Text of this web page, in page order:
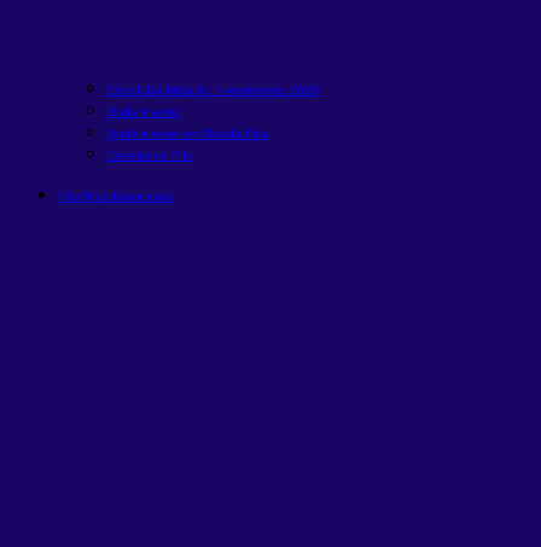
Ebook Da Meta Ao Investimento 2026
Onde investir
Onde investir em Renda Fixa
Carteira de FIIs
Planilhas financeiras